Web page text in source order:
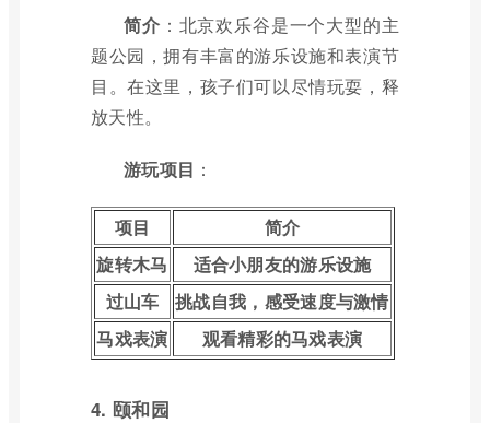
简介 ：北京欢乐谷是一个大型的主
题公园，拥有丰富的游乐设施和表演节
目。在这里，孩子们可以尽情玩耍，释
放天性。
游玩项目 ：
项目
简介
旋转木马
适合小朋友的游乐设施
过山车
挑战自我，感受速度与激情
马戏表演
观看精彩的马戏表演
4. 颐和园